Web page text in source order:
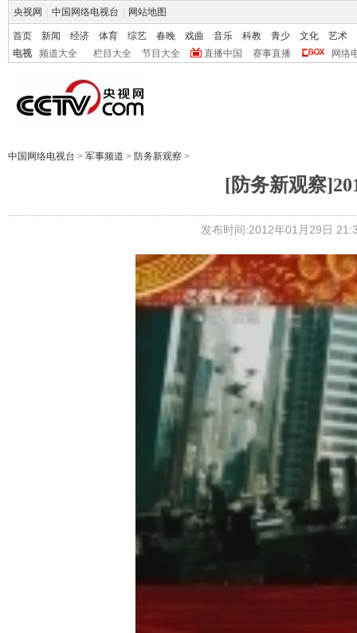
央视网 中国网络电视台 网站地图
首页 新闻 经济 体育 综艺 春晚 戏曲 音乐 科教 青少 文化
艺术
电视
频道大全 栏目大全 节目大全 直播中国 赛事直播 网络
中国网络电视台 > 军事频道 > 防务新观察 >
[防务新观察
发布时间:2012年01月29日